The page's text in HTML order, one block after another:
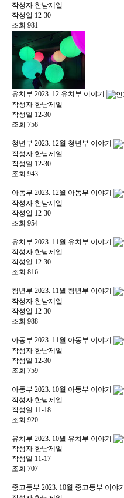
작성자 한남제일
작성일 12-30
조회 981
유치부 2023. 12 유치부 이야기
작성자 한남제일
작성일 12-30
조회 758
청년부 2023. 12월 청년부 이야기
작성자 한남제일
작성일 12-30
조회 943
아동부 2023. 12월 아동부 이야기
작성자 한남제일
작성일 12-30
조회 954
유치부 2023. 11월 유치부 이야기
작성자 한남제일
작성일 12-30
조회 816
청년부 2023. 11월 청년부 이야기
작성자 한남제일
작성일 12-30
조회 988
아동부 2023. 11월 아동부 이야기
작성자 한남제일
작성일 12-30
조회 759
아동부 2023. 10월 아동부 이야기
작성자 한남제일
작성일 11-18
조회 920
유치부 2023. 10월 유치부 이야기
작성자 한남제일
작성일 11-17
조회 707
중고등부 2023. 10월 중고등부 이야기